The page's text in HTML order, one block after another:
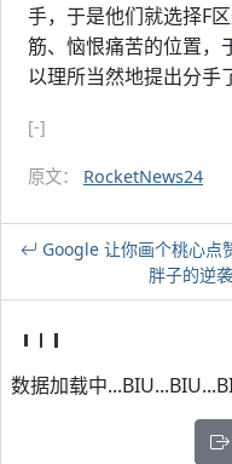
手，于是他们就选择F
筋、恼恨痛苦的位置，
以理所当然地提出分手
[-]
原文： RocketNews24
Google 让你画个桃心点
胖子的逆
数据加载中